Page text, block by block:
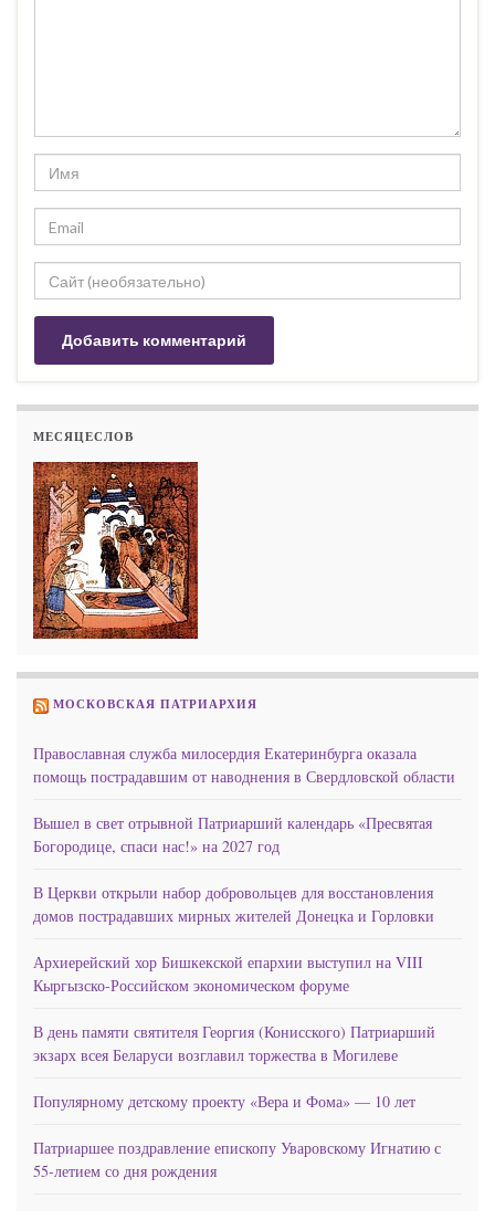
МЕСЯЦЕСЛОВ
МОСКОВСКАЯ ПАТРИАРХИЯ
Православная служба милосердия Екатеринбурга оказала
помощь пострадавшим от наводнения в Свердловской области
Вышел в свет отрывной Патриарший календарь «Пресвятая
Богородице, спаси нас!» на 2027 год
В Церкви открыли набор добровольцев для восстановления
домов пострадавших мирных жителей Донецка и Горловки
Архиерейский хор Бишкекской епархии выступил на VIII
Кыргызско-Российском экономическом форуме
В день памяти святителя Георгия (Конисского) Патриарший
экзарх всея Беларуси возглавил торжества в Могилеве
Популярному детскому проекту «Вера и Фома» — 10 лет
Патриаршее поздравление епископу Уваровскому Игнатию с
55-летием со дня рождения